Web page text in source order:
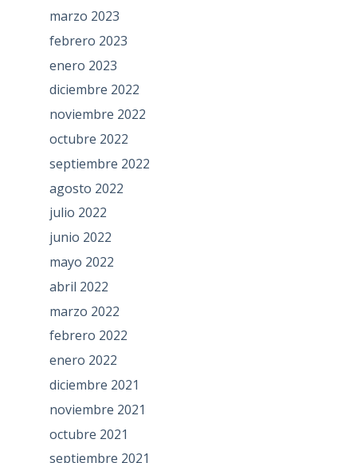
marzo 2023
febrero 2023
enero 2023
diciembre 2022
noviembre 2022
octubre 2022
septiembre 2022
agosto 2022
julio 2022
junio 2022
mayo 2022
abril 2022
marzo 2022
febrero 2022
enero 2022
diciembre 2021
noviembre 2021
octubre 2021
septiembre 2021